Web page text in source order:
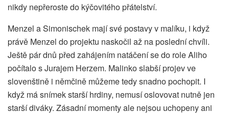
nikdy nepřeroste do kýčovitého přátelství.
Menzel a Simonischek mají své postavy v malíku, i když
právě Menzel do projektu naskočil až na poslední chvíli.
Ještě pár dnů před zahájením natáčení se do role Aliho
počítalo s Jurajem Herzem. Malinko slabší projev ve
slovenštině i němčině můžeme tedy snadno pochopit. I
když má snímek starší hrdiny, nemusí oslovovat nutně jen
starší diváky. Zásadní momenty ale nejsou uchopeny ani